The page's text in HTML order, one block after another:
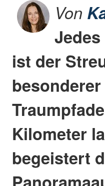
Von
ist der
Kilometer
begeistert